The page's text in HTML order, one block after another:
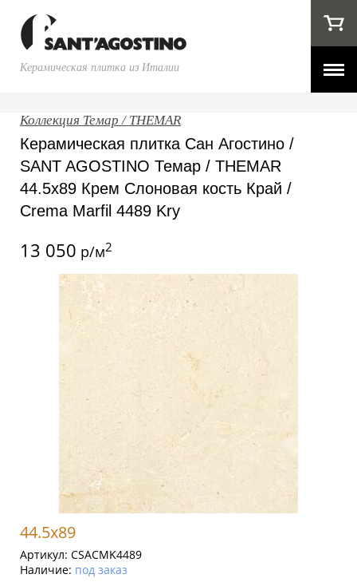
Керамическая плитка из Италии
Коллекция Темар / THEMAR
Керамическая плитка Сан Агостино /
SANT AGOSTINO Темар / THEMAR
44.5x89 Крем Слоновая кость Край /
Crema Marfil 4489 Kry
13 050 р/м2
44.5x89
Артикул: CSACMK4489
Наличие: под заказ